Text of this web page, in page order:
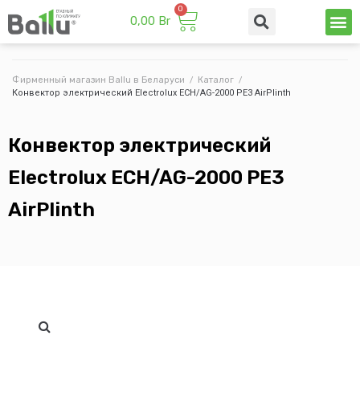
0,00 Br
Фирменный магазин Ballu в Беларуси / Каталог /
Конвектор электрический Electrolux ECH/AG-2000 PE3 AirPlinth
Конвектор электрический
Electrolux ECH/AG-2000 PE3
AirPlinth